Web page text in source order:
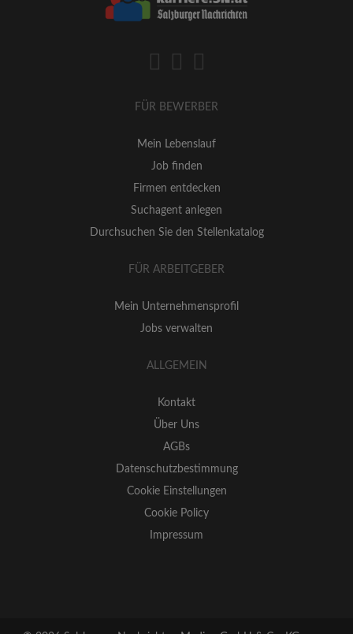
FÜR BEWERBER
Mein Lebenslauf
Job finden
Firmen entdecken
Suchagent anlegen
Durchsuchen Sie den Stellenkatalog
FÜR ARBEITGEBER
Mein Unternehmensprofil
Jobs verwalten
ALLGEMEIN
Kontakt
Über Uns
AGBs
Datenschutzbestimmung
Cookie Einstellungen
Cookie Policy
Impressum